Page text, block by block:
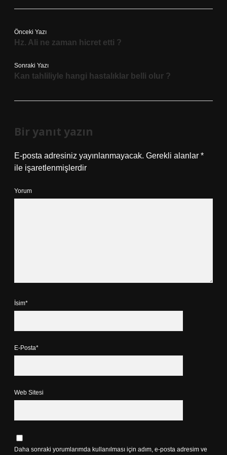
Önceki Yazı
Hz. Ali ne zaman hicret etti ?
Sonraki Yazı
Kan tahliliyle hangi hastalıklar belli olur ?
Bir yanıt yazın
E-posta adresiniz yayınlanmayacak. Gerekli alanlar *
ile işaretlenmişlerdir
Yorum
İsim*
E-Posta*
Web Sitesi
Daha sonraki yorumlarımda kullanılması için adım, e-posta adresim ve